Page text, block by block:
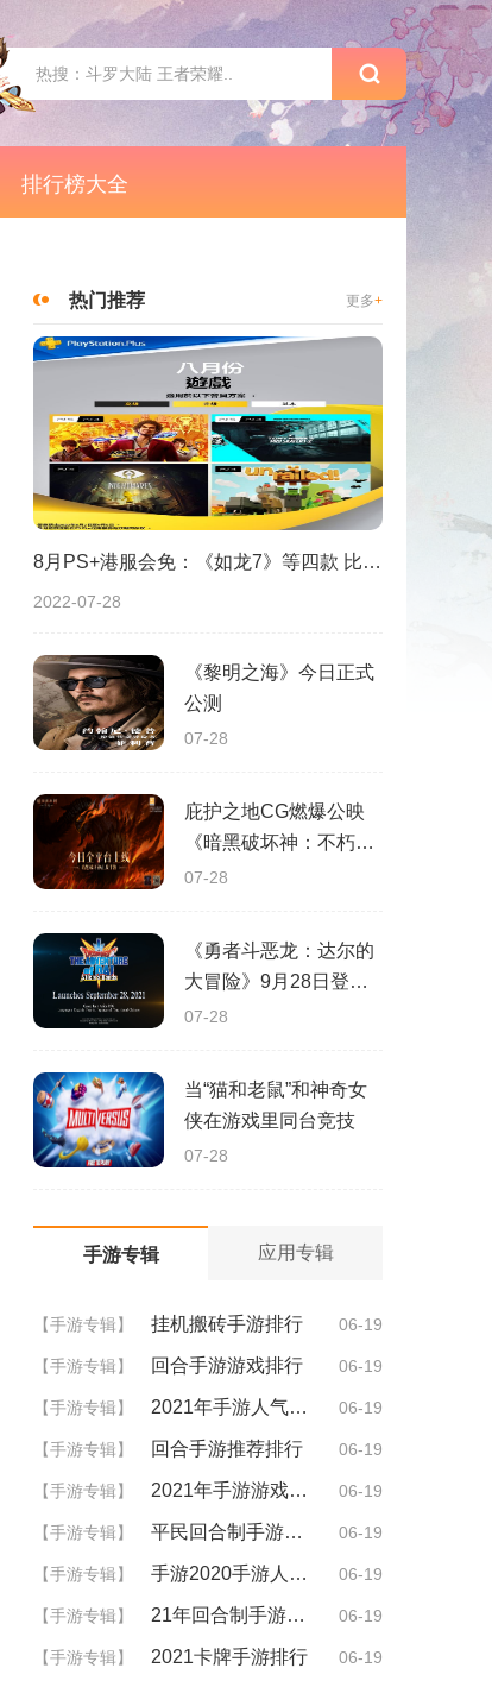
排行榜大全
热门推荐 更多+
8月PS+港服会免：《如龙7》等四款 比欧美服多一款
2022-07-28
《黎明之海》今日正式
公测
07-28
庇护之地CG燃爆公映
《暗黑破坏神：不朽》
今日全平台上线
07-28
《勇者斗恶龙：达尔的
大冒险》9月28日登陆
苹果谷歌应用商店
07-28
当“猫和老鼠”和神奇女
侠在游戏里同台竞技
07-28
手游专辑 应用专辑
【手游专辑】 挂机搬砖手游排行 06-19
【手游专辑】 回合手游游戏排行 06-19
【手游专辑】 2021年手游人气排行 06-19
【手游专辑】 回合手游推荐排行 06-19
【手游专辑】 2021年手游游戏排行 06-19
【手游专辑】 平民回合制手游排行 06-19
【手游专辑】 手游2020手游人气排行 06-19
【手游专辑】 21年回合制手游排行 06-19
【手游专辑】 2021卡牌手游排行 06-19